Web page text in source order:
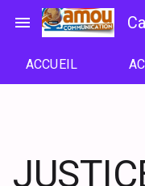
menu
ACCUEIL